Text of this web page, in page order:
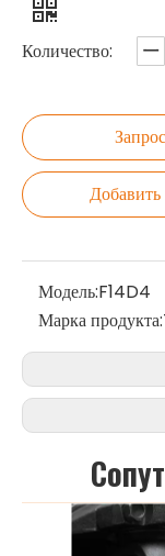
Количество:
Модель:F14D4
Марка продукта: